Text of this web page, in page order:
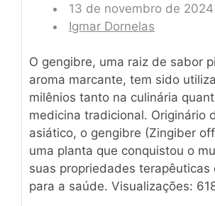
13 de novembro de 2024
Igmar Dornelas
O gengibre, uma raiz de sabor
aroma marcante, tem sido
milênios tanto na culinária
medicina tradicional. Originário
asiático, o gengibre (Zingiber
uma planta que conquistou o
suas propriedades terapêuticas
para a saúde. Visualizações: